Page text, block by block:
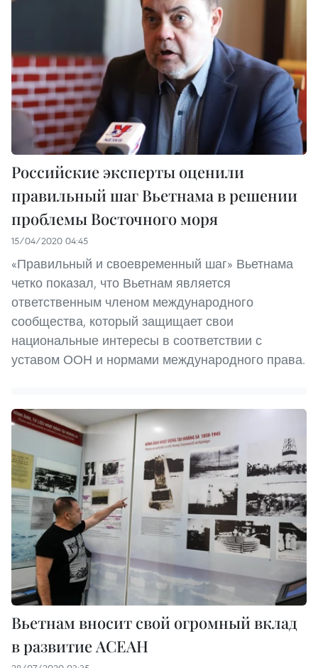
Российские эксперты оценили
правильный шаг Вьетнама в решении
проблемы Восточного моря
15/04/2020 04:45
«Правильный и своевременный шаг» Вьетнама
четко показал, что Вьетнам является
ответственным членом международного
сообщества, который защищает свои
национальные интересы в соответствии с
уставом ООН и нормами международного права.
Вьетнам вносит свой огромный вклад
в развитие АСЕАН